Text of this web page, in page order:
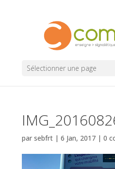
Sélectionner une page
par sebfrt| 6 Jan, 2017| 0